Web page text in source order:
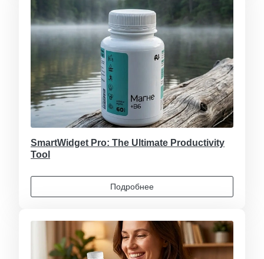
SmartWidget Pro: The Ultimate Productivity
Tool
Подробнее